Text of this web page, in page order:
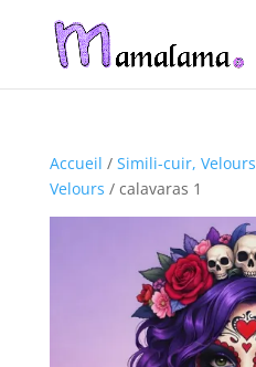
Accueil / Simili-cuir, Velours
Velours / calavaras 1